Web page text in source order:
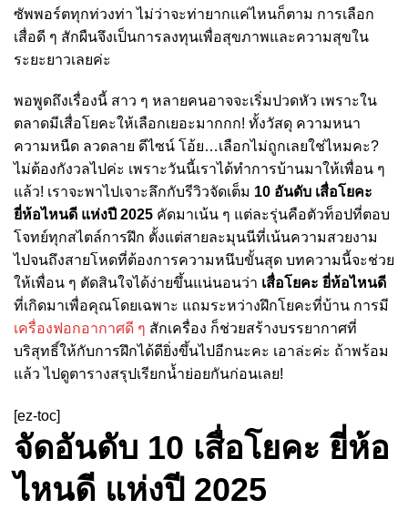
ซัพพอร์ตทุกท่วงท่า ไม่ว่าจะท่ายากแค่ไหนก็ตาม การเลือก
เสื่อดี ๆ สักผืนจึงเป็นการลงทุนเพื่อสุขภาพและความสุขใน
ระยะยาวเลยค่ะ
พอพูดถึงเรื่องนี้ สาว ๆ หลายคนอาจจะเริ่มปวดหัว เพราะใน
ตลาดมีเสื่อโยคะให้เลือกเยอะมากกก! ทั้งวัสดุ ความหนา
ความหนืด ลวดลาย ดีไซน์ โอ้ย…เลือกไม่ถูกเลยใช่ไหมคะ?
ไม่ต้องกังวลไปค่ะ เพราะวันนี้เราได้ทำการบ้านมาให้เพื่อน ๆ
แล้ว! เราจะพาไปเจาะลึกกับรีวิวจัดเต็ม 10 อันดับ เสื่อโยคะ
ยี่ห้อไหนดี แห่งปี 2025 คัดมาเน้น ๆ แต่ละรุ่นคือตัวท็อปที่ตอบ
โจทย์ทุกสไตล์การฝึก ตั้งแต่สายละมุนนีที่เน้นความสวยงาม
ไปจนถึงสายโหดที่ต้องการความหนึบขั้นสุด บทความนี้จะช่วย
ให้เพื่อน ๆ ตัดสินใจได้ง่ายขึ้นแน่นอนว่า เสื่อโยคะ ยี่ห้อไหนดี
ที่เกิดมาเพื่อคุณโดยเฉพาะ แถมระหว่างฝึกโยคะที่บ้าน การมี
เครื่องฟอกอากาศดี ๆ สักเครื่อง ก็ช่วยสร้างบรรยากาศที่
บริสุทธิ์ให้กับการฝึกได้ดียิ่งขึ้นไปอีกนะคะ เอาล่ะค่ะ ถ้าพร้อม
แล้ว ไปดูตารางสรุปเรียกน้ำย่อยกันก่อนเลย!
[ez-toc]
จัดอันดับ 10 เสื่อโยคะ ยี่ห้อ
ไหนดี แห่งปี 2025